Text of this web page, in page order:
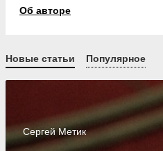
Об авторе
Новые статьи Популярное
СергейМетик